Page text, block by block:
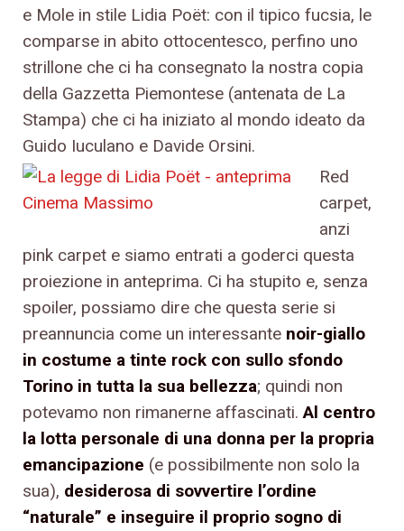
e Mole in stile Lidia Poët: con il tipico fucsia, le
comparse in abito ottocentesco, perfino uno
strillone che ci ha consegnato la nostra copia
della Gazzetta Piemontese (antenata de La
Stampa) che ci ha iniziato al mondo ideato da
Guido Iuculano e Davide Orsini.
Red
carpet,
anzi
pink carpet e siamo entrati a goderci questa
proiezione in anteprima. Ci ha stupito e, senza
spoiler, possiamo dire che questa serie si
preannuncia come un interessante noir-giallo
in costume a tinte rock con sullo sfondo
Torino in tutta la sua bellezza; quindi non
potevamo non rimanerne affascinati. Al centro
la lotta personale di una donna per la propria
emancipazione (e possibilmente non solo la
sua), desiderosa di sovvertire l’ordine
“naturale” e inseguire il proprio sogno di